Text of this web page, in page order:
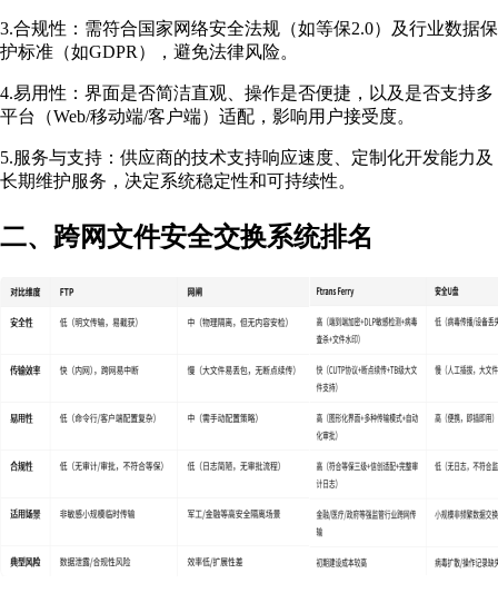
3.合规性：需符合国家网络安全法规（如等保2.0）及行业数据保
护标准（如GDPR），避免法律风险。
4.易用性：界面是否简洁直观、操作是否便捷，以及是否支持多
平台（Web/移动端/客户端）适配，影响用户接受度。
5.服务与支持：供应商的技术支持响应速度、定制化开发能力及
长期维护服务，决定系统稳定性和可持续性。
二、跨网文件安全交换系统排名